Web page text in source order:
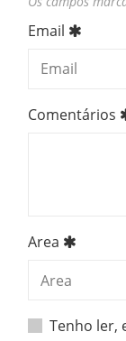
Email
Comentários
Area
Tenho ler,